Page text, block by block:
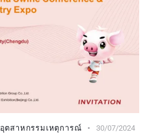
อุตสาหกรรมเหตุการณ์ 30/07/2024